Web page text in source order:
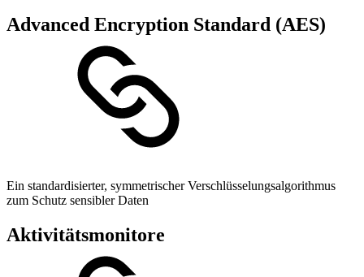
Advanced Encryption Standard (AES)
Ein standardisierter, symmetrischer Verschlüsselungsalgorithmus
zum Schutz sensibler Daten
Aktivitätsmonitore